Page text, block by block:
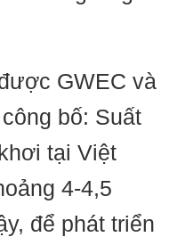
GWEC và
bố: Suất
tại Việt
4-4,5
để phát triển